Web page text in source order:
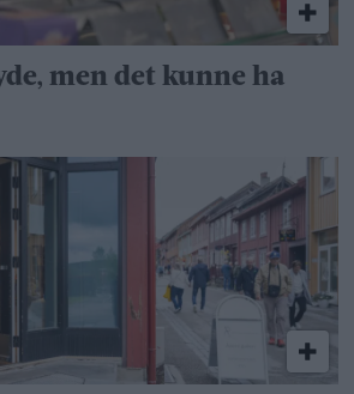
men det kunne ha